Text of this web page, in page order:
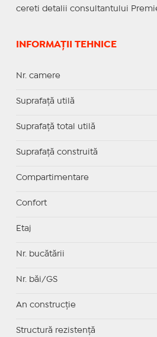
cereti detalii consultantului
INFORMAȚII TEHNICE
Nr. camere
Suprafaţă utilă
Suprafaţă total utilă
Suprafaţă construită
Compartimentare
Confort
Etaj
Nr. bucătării
Nr. băi/GS
An construcție
Structură rezistență